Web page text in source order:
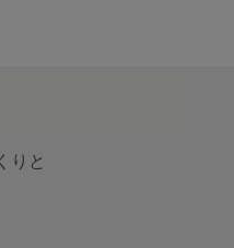
りと